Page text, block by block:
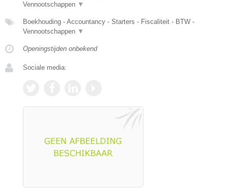
Vennootschappen ▼
Boekhouding - Accountancy - Starters - Fiscaliteit - BTW -
Vennootschappen ▼
Openingstijden onbekend
Sociale media: